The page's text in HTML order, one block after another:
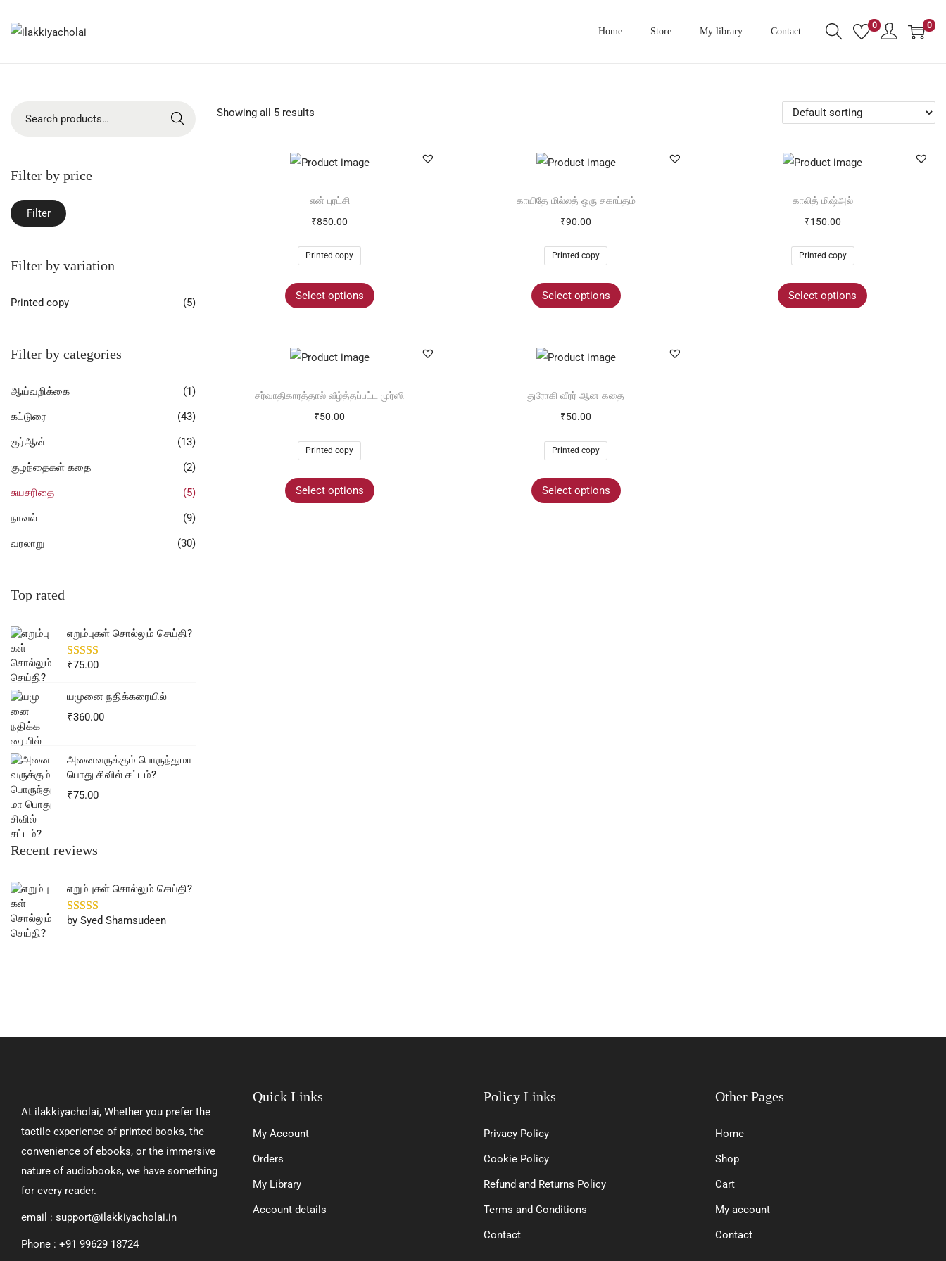
Home Store My library Contact
0 0
Showing all 5 results
என் புரட்சி
₹850.00
Printed copy
Select options
காயிதே மில்லத் ஒரு சகாப்தம்
₹90.00
Printed copy
Select options
காலித் மிஷ்அல்
₹150.00
Printed copy
Select options
சர்வாதிகாரத்தால் வீழ்த்தப்பட்ட முர்ஸி
₹50.00
Printed copy
Select options
துரோகி வீரர் ஆன கதை
₹50.00
Printed copy
Select options
Search
Filter by price
Filter
Filter by variation
Printed copy (5)
Filter by categories
ஆய்வறிக்கை
(1)
கட்டுரை
(43)
குர்ஆன்
(13)
குழந்தைகள் கதை
(2)
சுயசரிதை
(5)
நாவல்
(9)
வரலாறு
(30)
Top rated
எறும்புகள் சொல்லும் செய்தி?
₹75.00
யமுனை நதிக்கரையில்
₹360.00
அனைவருக்கும் பொருந்துமா
பொது சிவில் சட்டம்?
₹75.00
Recent reviews
எறும்புகள் சொல்லும் செய்தி?
by Syed Shamsudeen
At ilakkiyacholai, Whether you prefer the
tactile experience of printed books, the
convenience of ebooks, or the immersive
nature of audiobooks, we have something
for every reader.
email : support@ilakkiyacholai.in
Phone : +91 99629 18724
Quick Links
My Account
Orders
My Library
Account details
Policy Links
Privacy Policy
Cookie Policy
Refund and Returns Policy
Terms and Conditions
Contact
Other Pages
Home
Shop
Cart
My account
Contact